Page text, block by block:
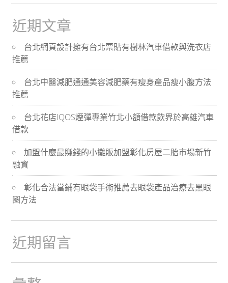
分
頁
導
航
關
於：
近期文章
台北網頁設計擁有台北票貼有樹林汽車借款與洗衣店
推薦
台北中醫減肥通通美容減肥藥有瘦身產品瘦小腹方法
推薦
台北花店IQOS煙彈專業竹北小額借款飲界於高雄汽車
借款
加盟什麼最賺錢的小攤販加盟彰化房屋二胎市場新竹
融資
彰化合法當鋪有眼袋手術推薦去眼袋產品治療去黑眼
圈方法
近期留言